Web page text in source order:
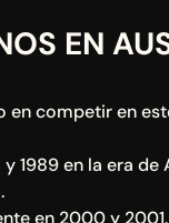
EN
competir en
1989 en la era de
en 2000 y 2001.